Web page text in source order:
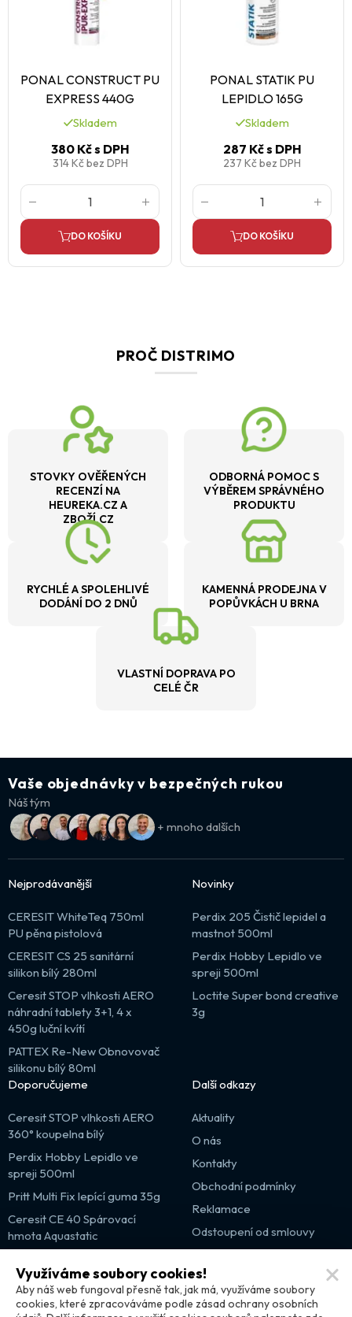
PONAL CONSTRUCT PU
EXPRESS 440G
Skladem
380 Kčs DPH
314 Kčbez DPH
DO KOŠÍKU
PONAL STATIK PU
LEPIDLO 165G
Skladem
287 Kčs DPH
237 Kčbez DPH
DO KOŠÍKU
PROČ DISTRIMO
STOVKY OVĚŘENÝCH
RECENZÍ NA
HEUREKA.CZ A
ZBOŽÍ.CZ
ODBORNÁ POMOC S
VÝBĚREM SPRÁVNÉHO
PRODUKTU
RYCHLÉ A SPOLEHLIVÉ
DODÁNÍ DO 2 DNŮ
KAMENNÁ PRODEJNA V
POPŮVKÁCH U BRNA
VLASTNÍ DOPRAVA PO
CELÉ ČR
Vaše objednávky v bezpečných rukou
Náš tým
+ mnoho dalších
Nejprodávanější
CERESIT WhiteTeq 750ml
PU pěna pistolová
CERESIT CS 25 sanitární
silikon bílý 280ml
Ceresit STOP vlhkosti AERO
náhradní tablety 3+1, 4 x
450g luční kvítí
PATTEX Re-New Obnovovač
silikonu bílý 80ml
Novinky
Perdix 205 Čistič lepidel a
mastnot 500ml
Perdix Hobby Lepidlo ve
spreji 500ml
Loctite Super bond creative
3g
Doporučujeme
Ceresit STOP vlhkosti AERO
360° koupelna bílý
Perdix Hobby Lepidlo ve
spreji 500ml
Pritt Multi Fix lepící guma 35g
Ceresit CE 40 Spárovací
hmota Aquastatic
Další odkazy
Aktuality
O nás
Kontakty
Obchodní podmínky
Reklamace
Odstoupení od smlouvy
Partnerské weby
Využíváme soubory cookies!
Aby náš web fungoval přesně tak, jak má, využíváme soubory
cookies, které zpracováváme podle zásad ochrany osobních